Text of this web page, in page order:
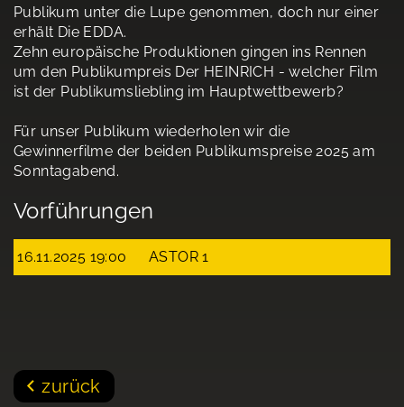
Publikum unter die Lupe genommen, doch nur einer
erhält Die EDDA.
Zehn europäische Produktionen gingen ins Rennen
um den Publikumpreis Der HEINRICH - welcher Film
ist der Publikumsliebling im Hauptwettbewerb?
Für unser Publikum wiederholen wir die
Gewinnerfilme der beiden Publikumspreise 2025 am
Sonntagabend.
Vorführungen
16.11.2025 19:00 ASTOR 1
zurück